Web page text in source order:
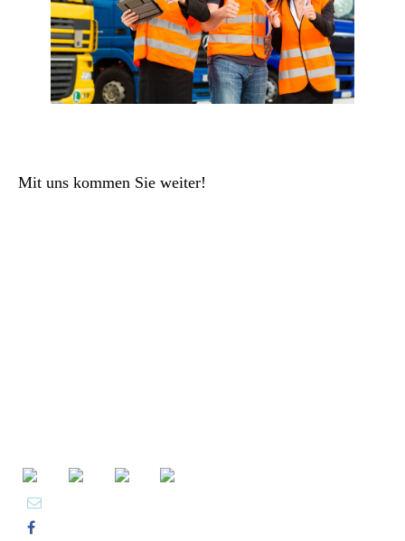
Mit uns kommen Sie weiter!